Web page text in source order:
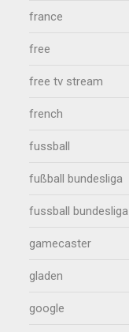
france
free
free tv stream
french
fussball
fußball bundesliga
fussball bundesliga
gamecaster
gladen
google